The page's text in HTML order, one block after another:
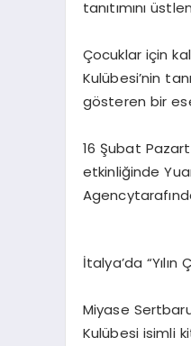
tanıtımını
Çocuklar için
Kulübesi’nin
gösteren bir
16 Şubat
etkinliğinde
Agency
İtalya’da
Miyase
Kulübesi isimli